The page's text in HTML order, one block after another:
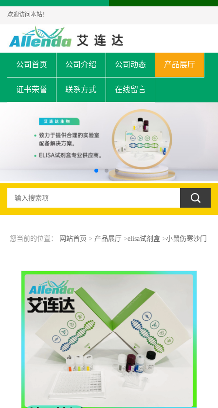
欢迎访问本站！
公司首页 公司介绍 公司动态 产品展厅
证书荣誉 联系方式 在线留言
您当前的位置： 网站首页 > 产品展厅 >elisa试剂盒>小鼠伤寒沙门